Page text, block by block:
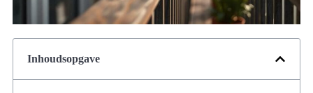
Inhoudsopgave